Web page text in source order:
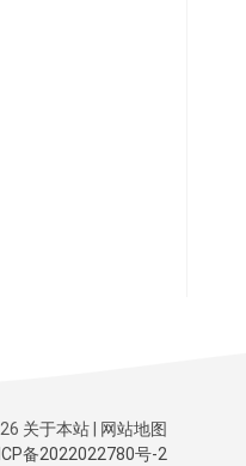
关于本站
网站地图
备2022022780号-2